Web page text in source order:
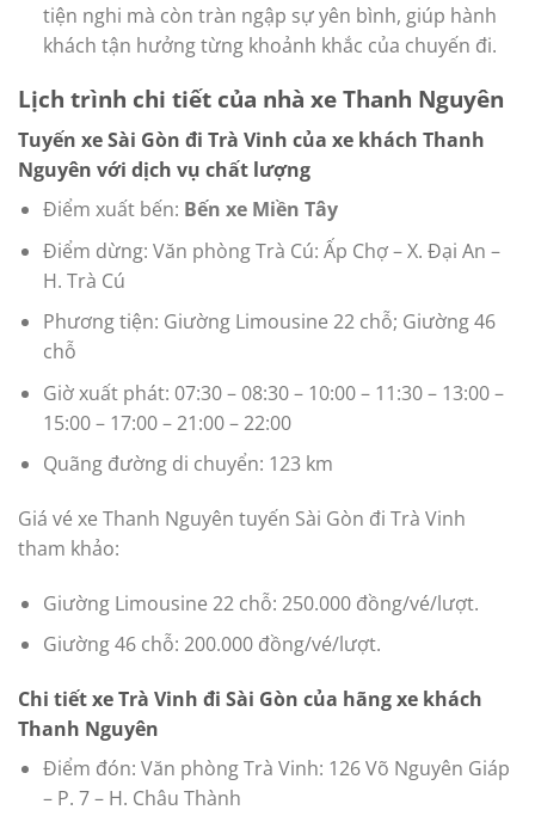
tiện nghi mà còn tràn ngập sự yên bình, giúp hành
khách tận hưởng từng khoảnh khắc của chuyến đi.
Lịch trình chi tiết của nhà xe Thanh Nguyên
Tuyến xe Sài Gòn đi Trà Vinh của xe khách Thanh
Nguyên với dịch vụ chất lượng
Điểm xuất bến: Bến xe Miền Tây
Điểm dừng: Văn phòng Trà Cú: Ấp Chợ – X. Đại An –
H. Trà Cú
Phương tiện: Giường Limousine 22 chỗ; Giường 46
chỗ
Giờ xuất phát: 07:30 – 08:30 – 10:00 – 11:30 – 13:00 –
15:00 – 17:00 – 21:00 – 22:00
Quãng đường di chuyển: 123 km
Giá vé xe Thanh Nguyên tuyến Sài Gòn đi Trà Vinh
tham khảo:
Giường Limousine 22 chỗ: 250.000 đồng/vé/lượt.
Giường 46 chỗ: 200.000 đồng/vé/lượt.
Chi tiết xe Trà Vinh đi Sài Gòn của hãng xe khách
Thanh Nguyên
Điểm đón: Văn phòng Trà Vinh: 126 Võ Nguyên Giáp
– P. 7 – H. Châu Thành